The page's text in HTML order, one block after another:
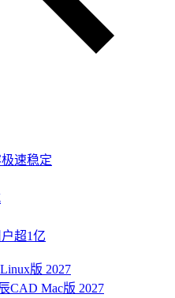
速稳定
超1亿
版 2027
CAD Mac版 2027